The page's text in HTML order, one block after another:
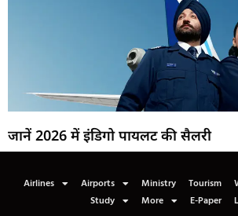
जानें 2026 में इंडिगो पायलट की सैलरी
Airlines Airports Ministry Tourism
Study
More E-Paper